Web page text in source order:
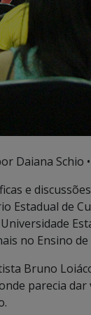
Daiana Schio •
e
Estadual de
no Ensino de
Bruno
parecia